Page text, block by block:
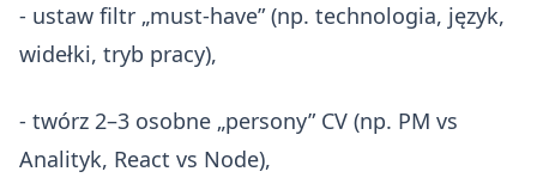
- ustaw filtr „must‑have” (np. technologia, język,
widełki, tryb pracy),
- twórz 2–3 osobne „persony” CV (np. PM vs
Analityk, React vs Node),